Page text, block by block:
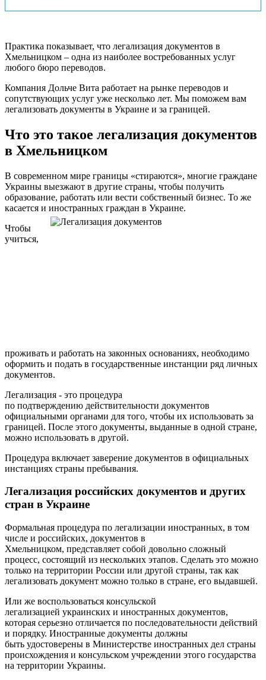
Практика показывает, что легализация документов в
Хмельницком – одна из наиболее востребованных услуг
любого бюро переводов.
Компания Дольче Вита работает на рынке переводов и
сопутствующих услуг уже несколько лет. Мы поможем вам
легализовать документы в Украине и за границей.
Что это такое легализация документов
в Хмельницком
В современном мире границы «стираются», многие граждане
Украины выезжают в другие страны, чтобы получить
образование, работать или вести собственный бизнес. То же
касается и иностранных граждан в Украине.
Чтобы
учиться,
проживать и работать на законных основаниях, необходимо
оформить и подать в государственные инстанции ряд личных
документов.
Легализация - это процедура
по подтверждению действительности документов
официальными органами для того, чтобы их использовать за
границей. После этого документы, выданные в одной стране,
можно использовать в другой.
Процедура включает заверение документов в официальных
инстанциях страны пребывания.
Легализация российских документов и других
стран в Украине
Формальная процедура по легализации иностранных, в том
числе и российских, документов в
Хмельницком, представляет собой довольно сложный
процесс, состоящий из нескольких этапов. Сделать это можно
только на территории России или другой страны, так как
легализовать документ можно только в стране, его выдавшей.
Или же воспользоваться консульской
легализацией украинских и иностранных документов,
которая серьезно отличается по последовательности действий
и порядку. Иностранные документы должны
быть удостоверены в Министерстве иностранных дел страны
происхождения и консульском учреждении этого государства
на территории Украины.